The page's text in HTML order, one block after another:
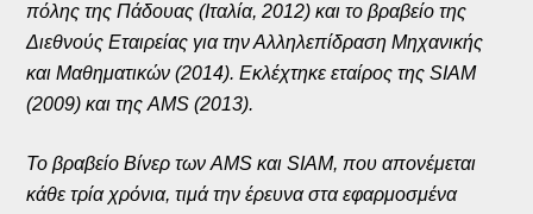
πόλης της Πάδουας (Ιταλία, 2012) και το βραβείο της
Διεθνούς Εταιρείας για την Αλληλεπίδραση Μηχανικής
και Μαθηματικών (2014). Εκλέχτηκε εταίρος της SIAM
(2009) και της AMS (2013).
Το βραβείο Βίνερ των AMS και SIAM, που απονέμεται
κάθε τρία χρόνια, τιμά την έρευνα στα εφαρμοσμένα